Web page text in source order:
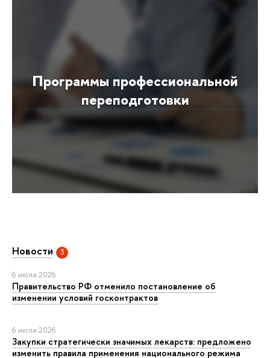
Новости 3
6 июля 2026
Правительство РФ отменило постановление об
изменении условий госконтрактов
6 июля 2026
Закупки стратегически значимых лекарств: предложено
изменить правила применения национального режима
Программы профессиональной
переподготовки